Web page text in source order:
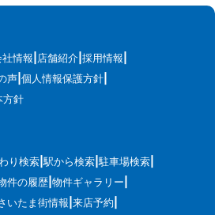
社情報 店舗紹介 採用情報
声 個人情報保護方針
方針
り検索 駅から検索 駐車場検索
件の履歴 物件ギャラリー
いたま街情報 来店予約